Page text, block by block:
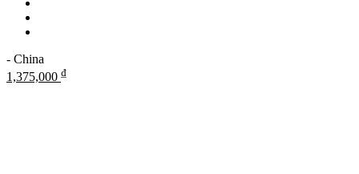
- China
1,375,000 ₫